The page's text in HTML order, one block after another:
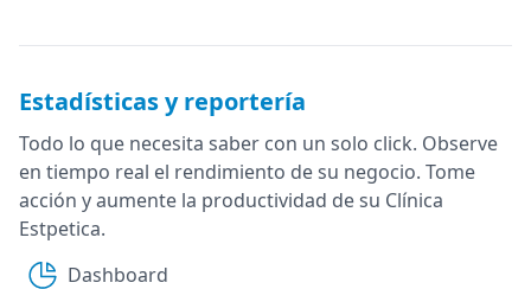
Estadísticas y reportería
Todo lo que necesita saber con un solo click. Observe
en tiempo real el rendimiento de su negocio. Tome
acción y aumente la productividad de su Clínica
Estpetica.
Dashboard